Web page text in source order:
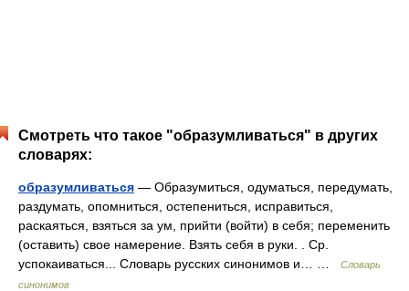
Смотреть что такое "образумливаться" в других
словарях:
образумливаться — Образумиться, одуматься, передумать,
раздумать, опомниться, остепениться, исправиться,
раскаяться, взяться за ум, прийти (войти) в себя; переменить
(оставить) свое намерение. Взять себя в руки. . Ср.
успокаиваться... Словарь русских синонимов и… …
Словарь
синонимов